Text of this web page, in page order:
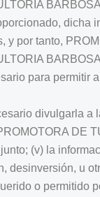
dicha
y por tanto,
para permitir
divulgarla a
DE
(v) la
desinversión, u
o permitido